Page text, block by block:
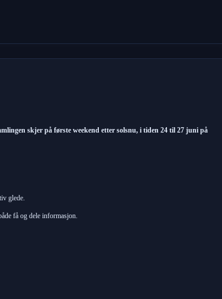
skjer på første weekend etter solsnu, i tiden 24 til 27 juni på
glede.
få og dele informasjon.